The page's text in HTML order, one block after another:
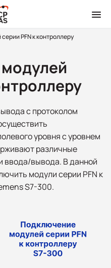
PFN к контроллеру
с протоколом
уровня с уровнем
различные
ввода/вывода. В данной
модули серии PFN к
S7-300.